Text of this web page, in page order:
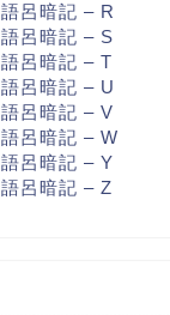
語呂暗記 – R
語呂暗記 – S
語呂暗記 – T
語呂暗記 – U
語呂暗記 – V
語呂暗記 – W
語呂暗記 – Y
語呂暗記 – Z